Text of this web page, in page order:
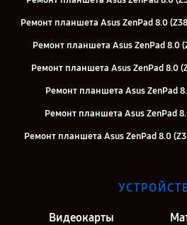
Ремонт планшета Asus ZenPad 8.0
Ремонт планшета Asus ZenPad 8.0
Ремонт планшета Asus ZenPad 8.0
Ремонт планшета Asus ZenPad
Ремонт планшета Asus ZenPad
Ремонт планшета Asus ZenPad 8.0
Видеокарты